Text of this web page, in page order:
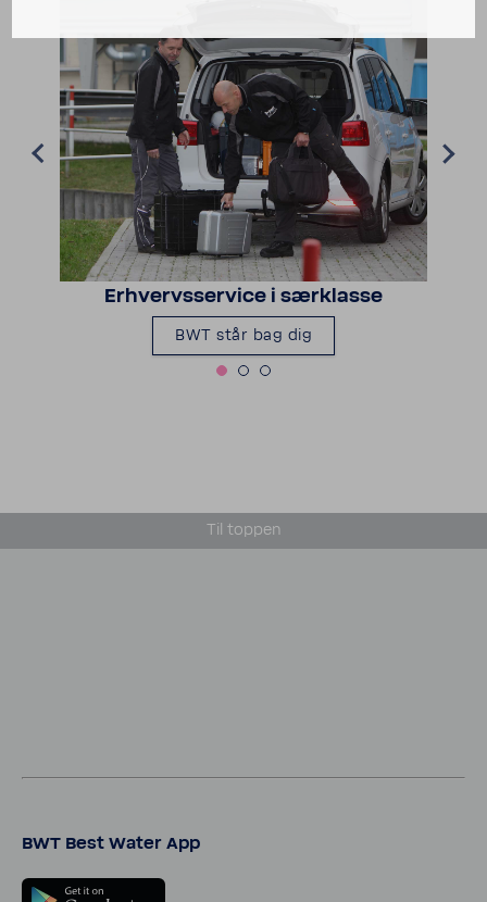
Erhvervs­ser­vice i særklasse
BWT står bag dig
Til toppen
BWT Best Water App